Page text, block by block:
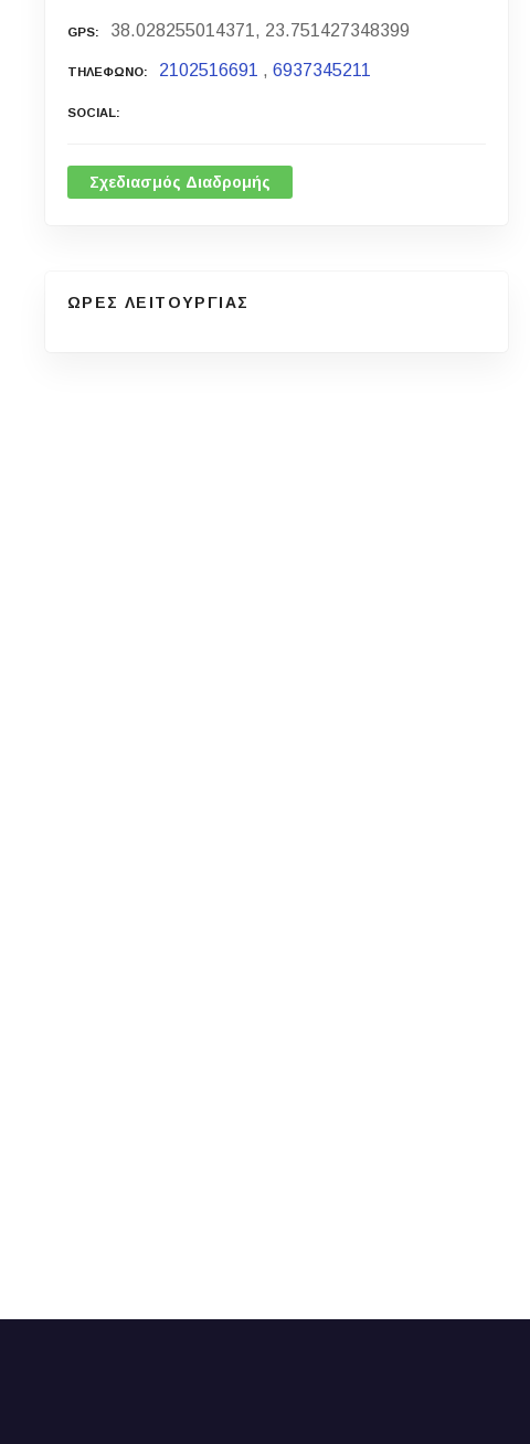
GPS 38.028255014371, 23.751427348399
ΤΗΛΕΦΩΝΟ 2102516691 , 6937345211
SOCIAL
Σχεδιασμός Διαδρομής
ΩΡΕΣ ΛΕΙΤΟΥΡΓΙΑΣ